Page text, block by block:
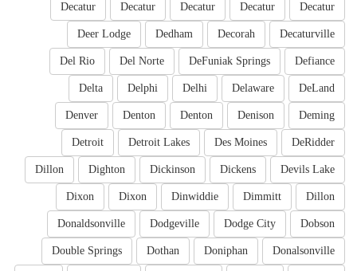
Decatur
Decatur
Decatur
Decatur
Decatur
Decaturville
Decorah
Dedham
Deer Lodge
Defiance
DeFuniak Springs
Del Norte
Del Rio
DeLand
Delaware
Delhi
Delphi
Delta
Deming
Denison
Denton
Denton
Denver
DeRidder
Des Moines
Detroit Lakes
Detroit
Devils Lake
Dickens
Dickinson
Dighton
Dillon
Dillon
Dimmitt
Dinwiddie
Dixon
Dixon
Dobson
Dodge City
Dodgeville
Donaldsonville
Donalsonville
Doniphan
Dothan
Double Springs